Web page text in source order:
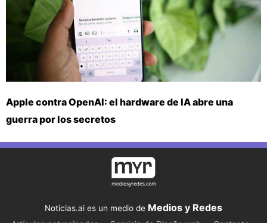
Apple contra OpenAI: el hardware de IA abre una
guerra por los secretos
Noticias.ai es un medio de Medios y Redes